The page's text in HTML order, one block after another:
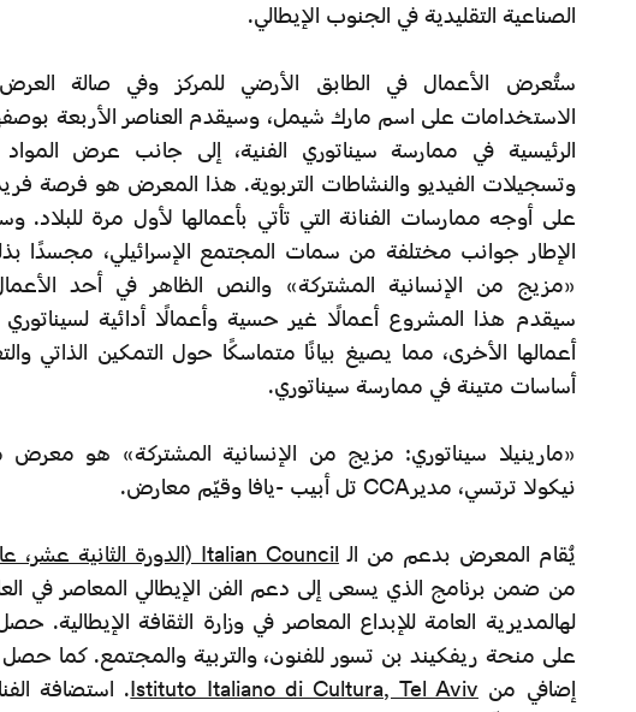
الصناعية التقليدية في الجنوب الإيطالي.
ستُعرض الأعمال في الطابق الأرضي للمركز وفي صالة
الاستخدامات على اسم مارك شيمل، وسيقدم العناصر الأربعة
الرئيسية في ممارسة سيناتوري الفنية، إلى جانب عرض المواد
وتسجيلات الفيديو والنشاطات التربوية. هذا المعرض هو فرصة
على أوجه ممارسات الفنانة التي تأتي بأعمالها لأول مرة للبلاد.
الإطار جوانب مختلفة من سمات المجتمع الإسرائيلي، مجسدًا
«مزيج من الإنسانية المشتركة» والنص الظاهر في أحد
سيقدم هذا المشروع أعمالًا غير حسية وأعمالًا أدائية
أعمالها الأخرى، مما يصيغ بيانًا متماسكًا حول التمكين الذاتي
أساسات متينة في ممارسة سيناتوري.
«مارينيلا سيناتوري: مزيج من الإنسانية المشتركة» هو
نيكولا ترتسي، مديرCCA تل أبيب -يافا وقيّم معارض.
يُقام المعرض بدعم من الـ Italian Council (الدورة الثانية عشر، عام 2023)
من ضمن برنامج الذي يسعى إلى دعم الفن الإيطالي المعاصر في
لهالمديرية العامة للإبداع المعاصر في وزارة الثقافة الإيطالية.
على منحة ريفكيند بن تسور للفنون، والتربية والمجتمع. كما
إضافي من Istituto Italiano di Cultura, Tel Aviv. استضافة